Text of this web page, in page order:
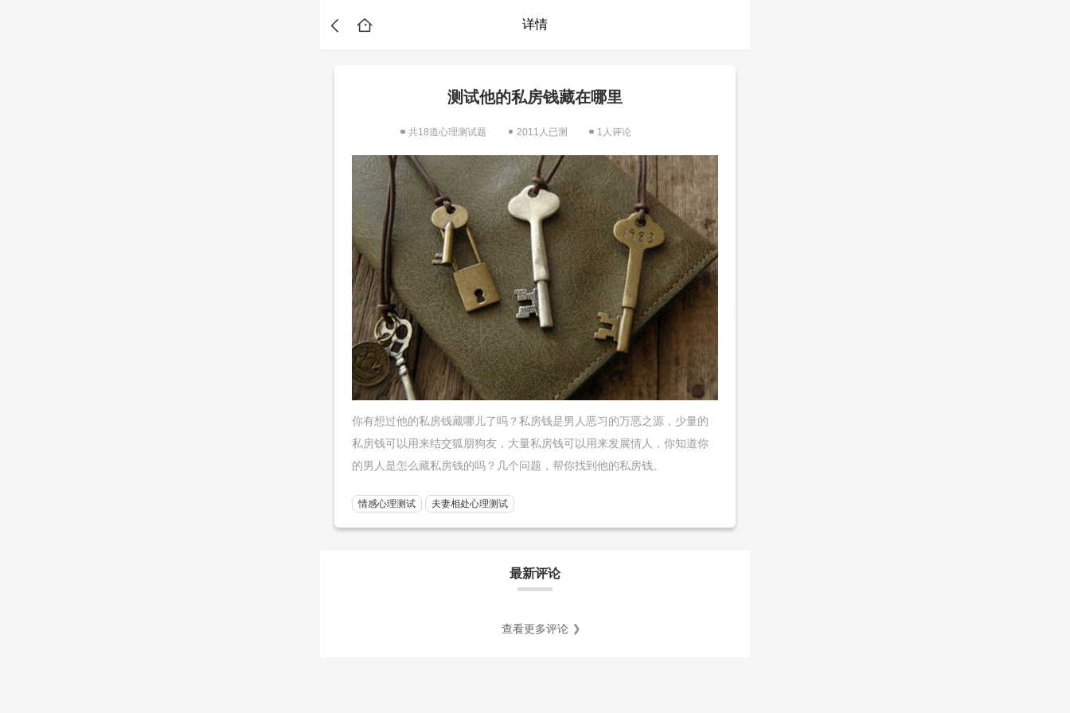
详情
测试他的私房钱藏在哪里
共18道心理测试题 2011人已测 1人评论
你有想过他的私房钱藏哪儿了吗？私房钱是男人恶习的万恶之源，少量的
私房钱可以用来结交狐朋狗友，大量私房钱可以用来发展情人，你知道你
的男人是怎么藏私房钱的吗？几个问题，帮你找到他的私房钱。
情感心理测试 夫妻相处心理测试
最新评论
查看更多评论